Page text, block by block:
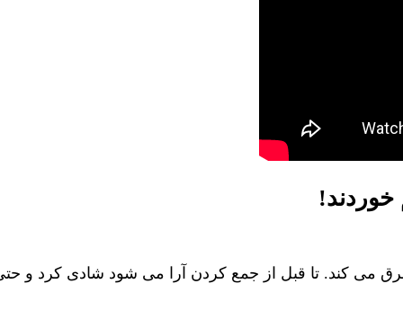
می کند. تا قبل از جمع کردن آرا می شود شادی کرد و حتی